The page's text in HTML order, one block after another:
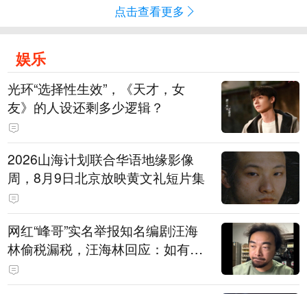
点击查看更多
娱乐
光环“选择性生效”，《天才，女
友》的人设还剩多少逻辑？
2026山海计划联合华语地缘影像
周，8月9日北京放映黄文礼短片集
网红“峰哥”实名举报知名编剧汪海
林偷税漏税，汪海林回应：如有违
法行为，相关机构自会进行评判和
处理，清者自清，无需一一回应